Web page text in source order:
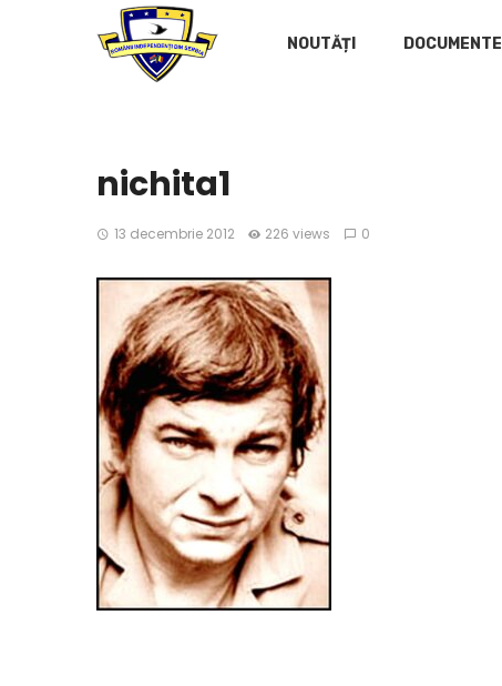
NOUTĂȚI DOCUMENTE
nichita1
13 decembrie 2012 226 views 0